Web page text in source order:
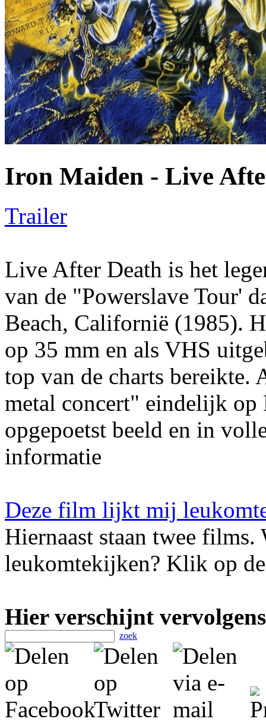
Iron Maiden - Live
Trailer
Live After Death is het
van de "Powerslave Tour'
Beach, Californië (1985).
op 35 mm en als VHS
top van de charts bereikte.
metal concert" eindelijk
opgepoetst beeld en in
informatie
Deze film lijkt mij
Hiernaast staan twee
leukomtekijken? Klik op
Hier verschijnt
zoek